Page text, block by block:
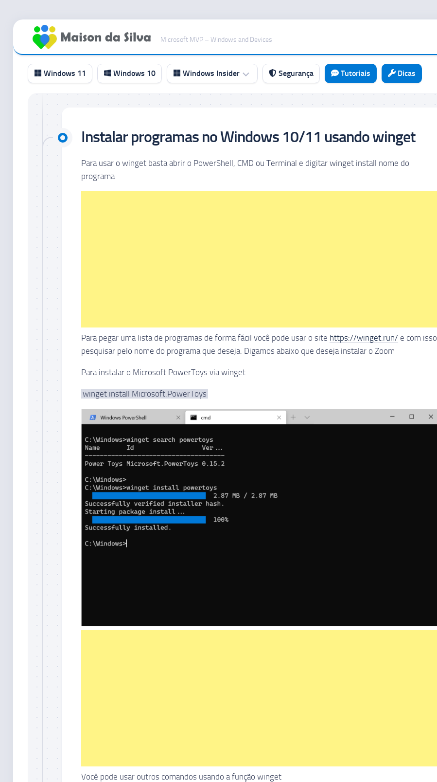
conteúdo
Microsoft MVP – Windows and Devices
Windows 11 Windows 10 Windows Insider
Canal
Canal
Segurança Tutoriais Dicas
Instalar programas no Windows 10/11 usando winget
Para usar o winget basta abrir o PowerShell, CMD ou Terminal e digitar winget install nome do
programa
Para pegar uma lista de programas de forma fácil você pode usar o site https://winget.run/ e com isso
pesquisar pelo nome do programa que deseja. Digamos abaixo que deseja instalar o Zoom
Para instalar o Microsoft PowerToys via winget
winget install Microsoft.PowerToys
Você pode usar outros comandos usando a função winget